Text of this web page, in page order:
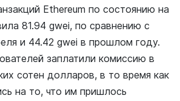
Ethereum по состоянию на
81.94 gwei, по сравнению с
и 44.42 gwei в прошлом году.
заплатили комиссию в
сотен долларов, в то время как
на то, что им пришлось